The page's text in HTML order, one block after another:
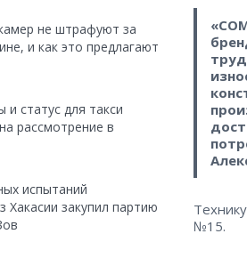
не штрафуют за
и как это предлагают
и статус для такси
рассмотрение в
испытаний
Хакасии закупил партию
№15.